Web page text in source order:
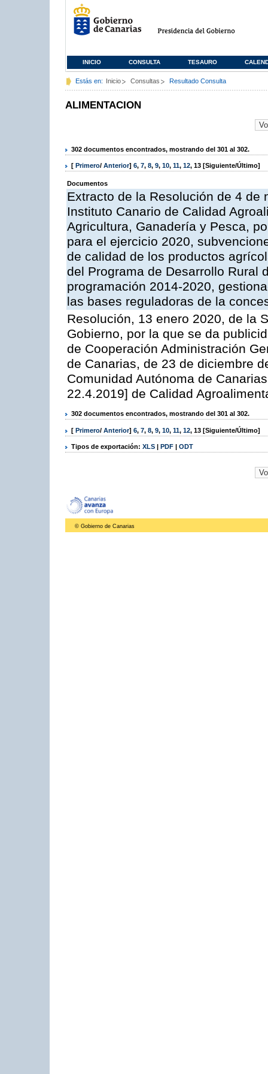
INICIO CONSULTA TESAURO
Estás en: Inicio Consultas Resultado Consulta
ALIMENTACION
302 documentos encontrados, mostrando del 301 al 302.
[ Primero/ Anterior] 6, 7, 8, 9, 10, 11, 12, 13 [Siguiente/Último]
Documentos
Extracto de la Resolución de 4 de
Instituto Canario de Calidad
Agricultura, Ganadería y Pesca,
para el ejercicio 2020,
de calidad de los productos
del Programa de Desarrollo Rural
programación 2014-2020,
las bases reguladoras de la
Resolución, 13 enero 2020, de la
Gobierno, por la que se da
de Cooperación Administración
de Canarias, de 23 de diciembre
Comunidad Autónoma de
22.4.2019] de Calidad
302 documentos encontrados, mostrando del 301 al 302.
[ Primero/ Anterior] 6, 7, 8, 9, 10, 11, 12, 13 [Siguiente/Último]
Tipos de exportación: XLS | PDF | ODT
© Gobierno de Canarias